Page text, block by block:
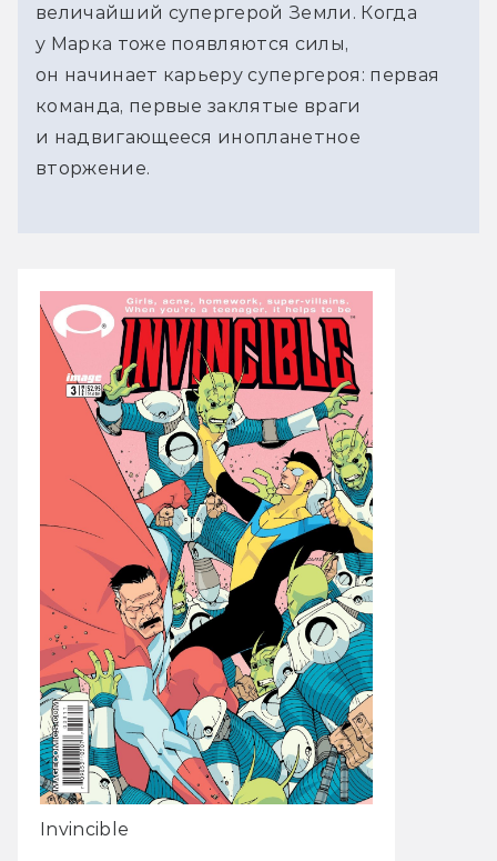
величайший супергерой Земли. Когда
у Марка тоже появляются силы,
он начинает карьеру супергероя: первая
команда, первые заклятые враги
и надвигающееся инопланетное
вторжение.
Invincible